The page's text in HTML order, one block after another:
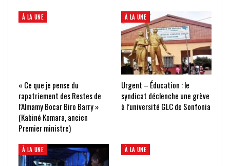
À LA UNE
« Ce que je pense du
rapatriement des Restes de
l’Almamy Bocar Biro Barry »
(Kabiné Komara, ancien
Premier ministre)
À LA UNE
Urgent – Éducation : le
syndicat déclenche une grève
à l’université GLC de Sonfonia
À LA UNE À LA UNE